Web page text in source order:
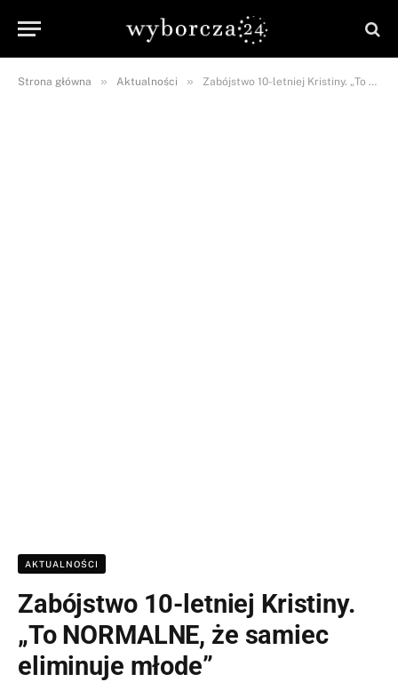
Strona główna » Aktualności » Zabójstwo 10-letniej Kristiny. „To NORMALNE, że samiec eliminuje młode”
AKTUALNOŚCI
Zabójstwo 10-letniej Kristiny.
„To NORMALNE, że samiec
eliminuje młode”